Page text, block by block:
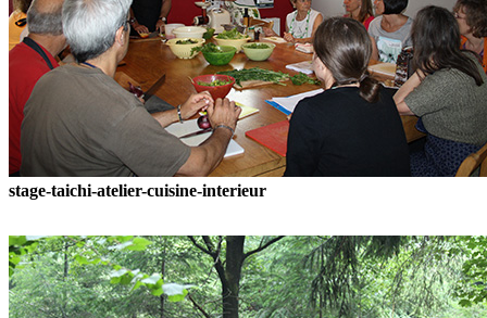
stage-taichi-atelier-cuisine-interieur